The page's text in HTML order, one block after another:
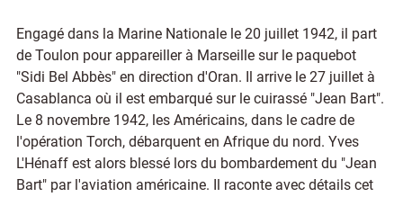
Engagé dans la Marine Nationale le 20 juillet 1942, il part
de Toulon pour appareiller à Marseille sur le paquebot
"Sidi Bel Abbès" en direction d'Oran. Il arrive le 27 juillet à
Casablanca où il est embarqué sur le cuirassé "Jean Bart".
Le 8 novembre 1942, les Américains, dans le cadre de
l'opération Torch, débarquent en Afrique du nord. Yves
L'Hénaff est alors blessé lors du bombardement du "Jean
Bart" par l'aviation américaine. Il raconte avec détails cet